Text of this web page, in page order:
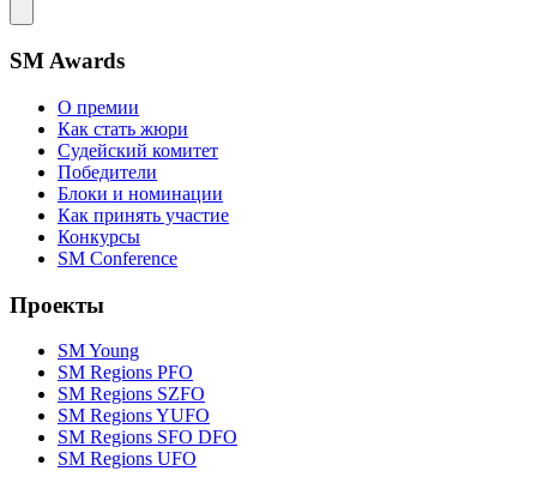
SM Awards
О премии
Как стать жюри
Судейский комитет
Победители
Блоки и номинации
Как принять участие
Конкурсы
SM Conference
Проекты
SM Young
SM Regions PFO
SM Regions SZFO
SM Regions YUFO
SM Regions SFO DFO
SM Regions UFO